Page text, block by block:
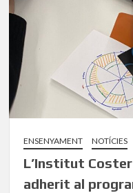
ENSENYAMENT NOTÍCIES
L’Institut Coster
adherit al